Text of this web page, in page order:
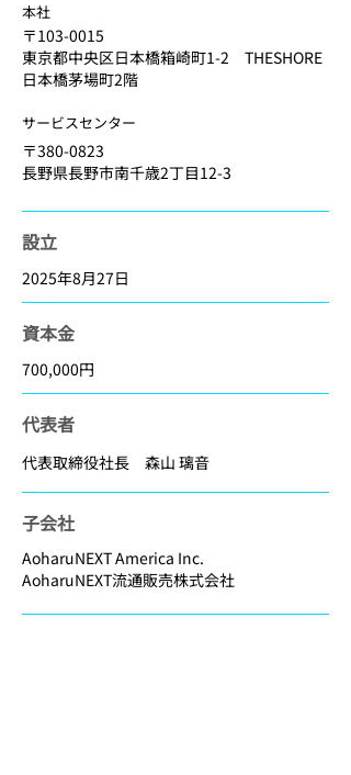
本社
〒103-0015​
東京都中央区日本橋箱崎町1-2 THESHORE
日本橋茅場町2階
サービスセンター
〒380-0823​
長野県長野市南千歳2丁目12-3
​設立
2025年8月27日
​資本金
700,000円
​代表者
代表取締役社長 ​森山 璃音
子会社
AoharuNEXT America Inc.
​AoharuNEXT流通販売株式会社